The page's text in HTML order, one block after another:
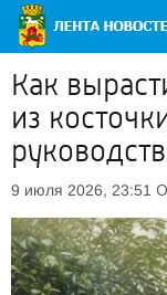
Как
из
9 июля 2026, 23:51